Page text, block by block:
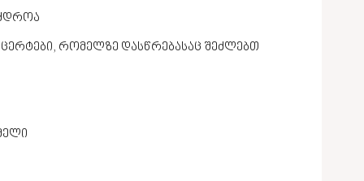
რომელზე დასწრებასაც შეძლებთ